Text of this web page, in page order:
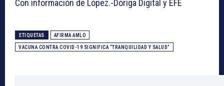
Con información de López.-Dóriga Digital y EFE
ETIQUETAS AFIRMA AMLO
VACUNA CONTRA COVID-19 SIGNIFICA “TRANQUILIDAD Y SALUD”